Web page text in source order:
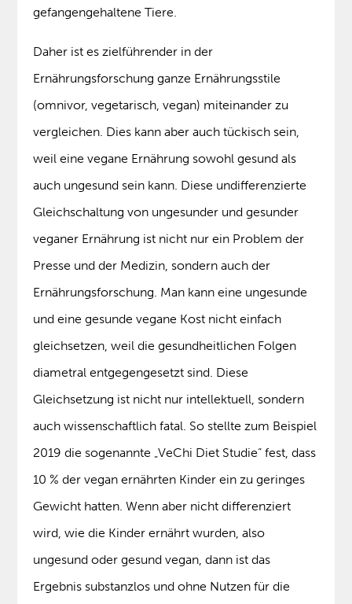
gefangengehaltene Tiere.
Daher ist es zielführender in der
Ernährungsforschung ganze Ernährungsstile
(omnivor, vegetarisch, vegan) miteinander zu
vergleichen. Dies kann aber auch tückisch sein,
weil eine vegane Ernährung sowohl gesund als
auch ungesund sein kann. Diese undifferenzierte
Gleichschaltung von ungesunder und gesunder
veganer Ernährung ist nicht nur ein Problem der
Presse und der Medizin, sondern auch der
Ernährungsforschung. Man kann eine ungesunde
und eine gesunde vegane Kost nicht einfach
gleichsetzen, weil die gesundheitlichen Folgen
diametral entgegengesetzt sind. Diese
Gleichsetzung ist nicht nur intellektuell, sondern
auch wissenschaftlich fatal. So stellte zum Beispiel
2019 die sogenannte „VeChi Diet Studie“ fest, dass
10 % der vegan ernährten Kinder ein zu geringes
Gewicht hatten. Wenn aber nicht differenziert
wird, wie die Kinder ernährt wurden, also
ungesund oder gesund vegan, dann ist das
Ergebnis substanzlos und ohne Nutzen für die